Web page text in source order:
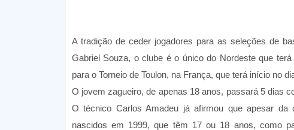
A tradição de ceder jogadores para as seleções de
Gabriel Souza, o clube é o único do Nordeste que
para o Torneio de Toulon, na França, que terá início no
O jovem zagueiro, de apenas 18 anos, passará 5 dias
O técnico Carlos Amadeu já afirmou que apesar da
nascidos em 1999, que têm 17 ou 18 anos, como